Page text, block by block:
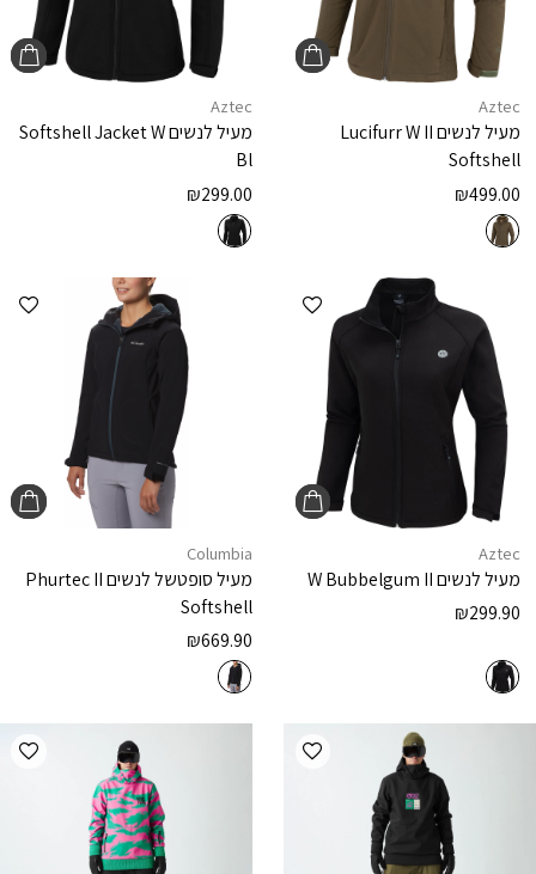
Aztec
מעיל לנשיםLucifurr W II
Softshell
₪499.00
Aztec
מעיל לנשיםSoftshell Jacket W
Bl
₪299.00
הוספה למועדפים
Aztec
מעיל לנשיםW Bubbelgum II
₪299.90
Columbia
מעיל סופטשל לנשיםPhurtec II
Softshell
₪669.90
הוספה למועדפים